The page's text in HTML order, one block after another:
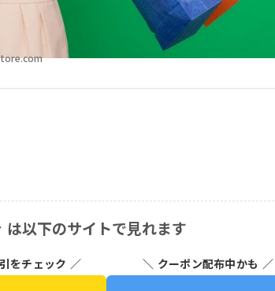
以下のサイトで見れます
をチェック ／ ＼ クーポン配布中かも ／